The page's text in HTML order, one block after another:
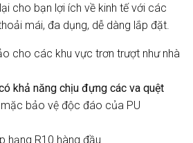
cho bạn lợi ích về kinh tế với các
mái, đa dụng, dễ dàng lắp đặt.
cho các khu vực trơn trượt như nhà
khả năng chịu đựng các va quệt
bảo vệ độc đáo của PU
hạng R10 hàng đầu